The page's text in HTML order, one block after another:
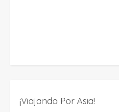
¡Viajando Por Asia!